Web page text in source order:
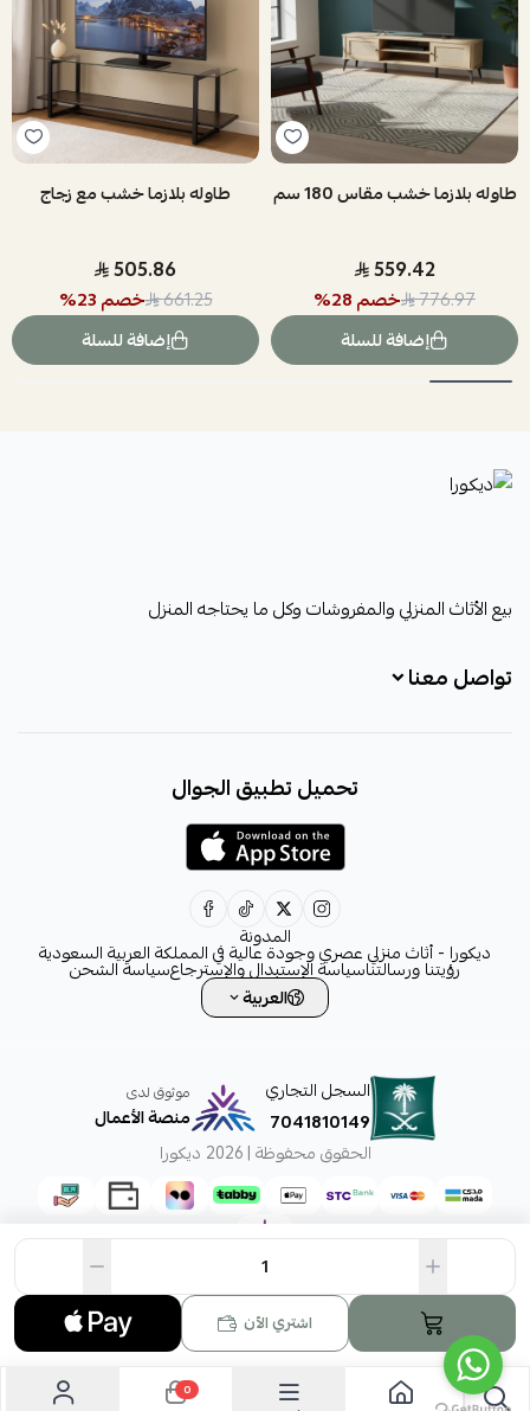
اشتري الآن
طاوله بلازما خشب مقاس 180 سم
559.42
776.97 خصم28
%
إضافة للسلة
طاوله بلازما خشب مع زجاج
505.86
661.25 خصم23
%
إضافة للسلة
0
ديكورا
بيع الأثاث المنزلي والمفروشات وكل ما يحتاجه المنزل
تواصل معنا
decora6586@gmail.com
تحميل تطبيق الجوال
المدونة
ديكورا - أثاث منزلي عصري وجودة عالية في المملكة العربية السعودية
رؤيتنا ورسالتناسياسة الإستبدال والإسترجاعسياسة الشحن
العربية
السجل التجاري
7041810149
موثوق لدى
منصة الأعمال
الحقوق محفوظة | 2026
ديكورا